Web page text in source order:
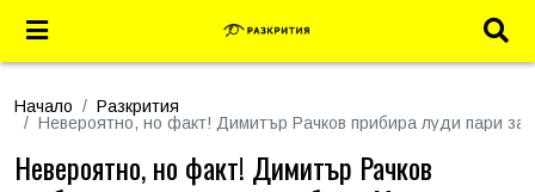
Начало
Разкрития
Невероятно, но факт! Димитър Рачков прибира луди пари
Невероятно, но факт! Димитър Рачков